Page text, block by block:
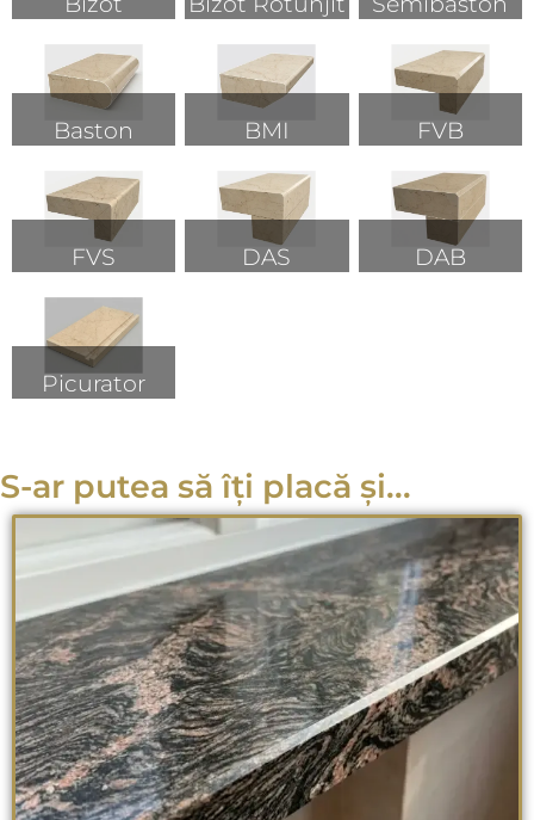
Baston BMI FVB
FVS DAS DAB
Picurator
S-ar putea să îți placă și...